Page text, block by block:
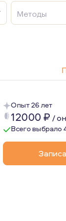
Методы
Опыт 26 лет
12000₽ /
Всего выбрало
и